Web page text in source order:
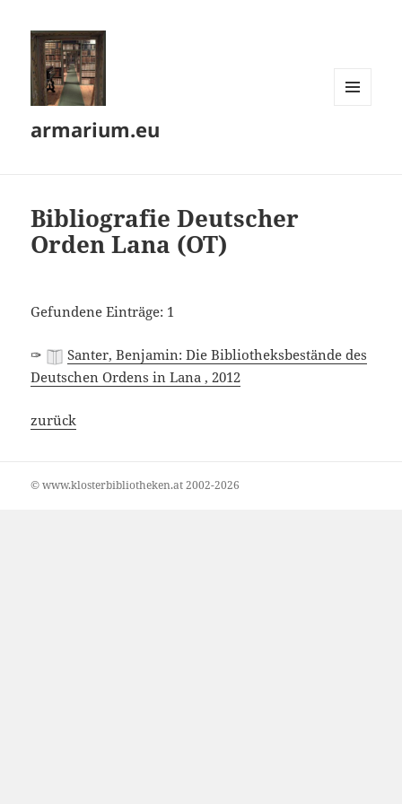
armarium.eu
Bibliografie Deutscher
Orden Lana (OT)
Gefundene Einträge: 1
✑
Santer, Benjamin: Die Bibliotheksbestände des
Deutschen Ordens in Lana , 2012
zurück
© www.klosterbibliotheken.at 2002-2026